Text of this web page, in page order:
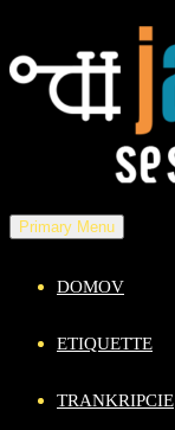
to
content
Primary Menu
DOMOV
ETIQUETTE
TRANKRIPCIE